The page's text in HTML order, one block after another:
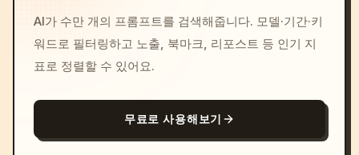
AI가 수만 개의 프롬프트를 검색해줍니다. 모델·기간·키
워드로 필터링하고 노출, 북마크, 리포스트 등 인기 지
표로 정렬할 수 있어요.
무료로 사용해보기